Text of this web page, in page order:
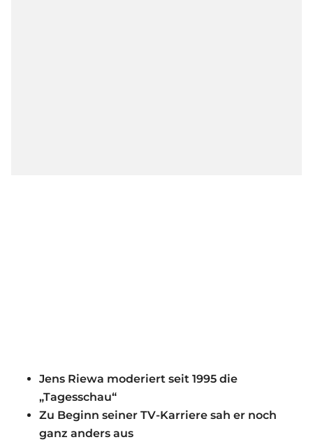
Jens Riewa moderiert seit 1995 die
„Tagesschau“
Zu Beginn seiner TV-Karriere sah er noch
ganz anders aus